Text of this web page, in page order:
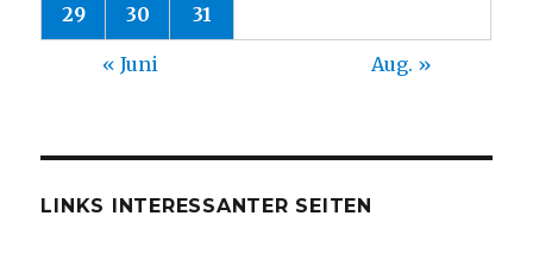
29 30 31
« Juni Aug. »
LINKS INTERESSANTER SEITEN